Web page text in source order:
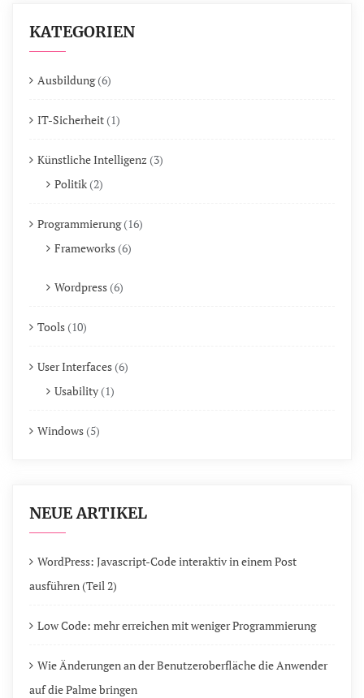
KATEGORIEN
Ausbildung(6)
IT-Sicherheit (1)
Künstliche Intelligenz (3)
Politik (2)
Programmierung(16)
Frameworks (6)
Wordpress (6)
Tools (10)
User Interfaces (6)
Usability (1)
Windows (5)
NEUE ARTIKEL
WordPress: Javascript-Code interaktiv in einem Post
ausführen (Teil 2)
Low Code: mehr erreichen mit weniger Programmierung
Wie Änderungen an der Benutzeroberfläche die Anwender
auf die Palme bringen